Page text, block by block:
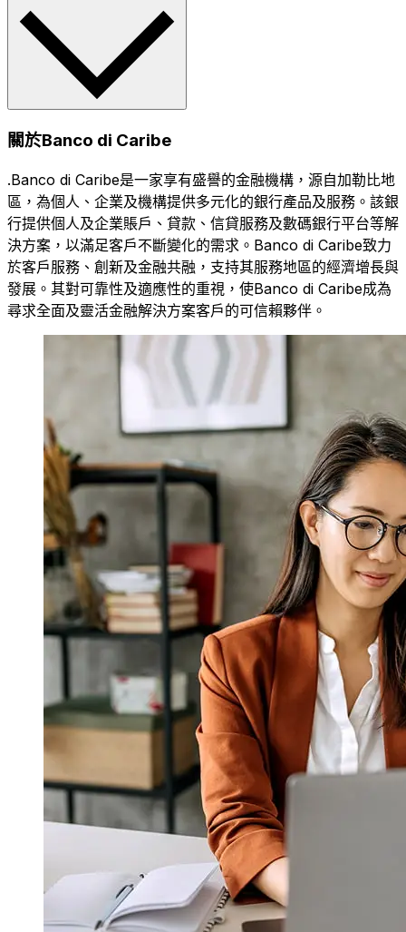
關於Banco di Caribe
.Banco di Caribe是一家享有盛譽的金融機構，源自加勒比地
區，為個人、企業及機構提供多元化的銀行產品及服務。該銀
行提供個人及企業賬戶、貸款、信貸服務及數碼銀行平台等解
決方案，以滿足客戶不斷變化的需求。Banco di Caribe致力
於客戶服務、創新及金融共融，支持其服務地區的經濟增長與
發展。其對可靠性及適應性的重視，使Banco di Caribe成為
尋求全面及靈活金融解決方案客戶的可信賴夥伴。